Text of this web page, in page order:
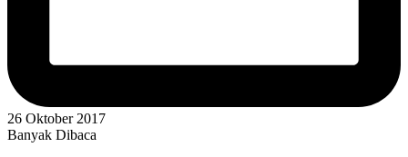
26 Oktober 2017
Banyak Dibaca